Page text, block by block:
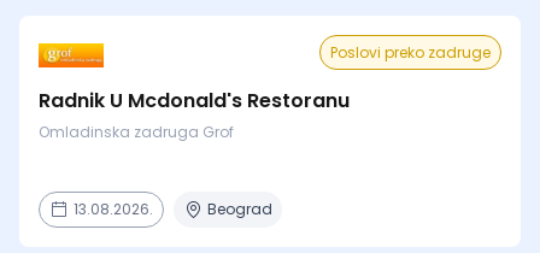
Poslovi preko zadruge
Radnik U Mcdonald's Restoranu
Omladinska zadruga Grof
13.08.2026. Beograd